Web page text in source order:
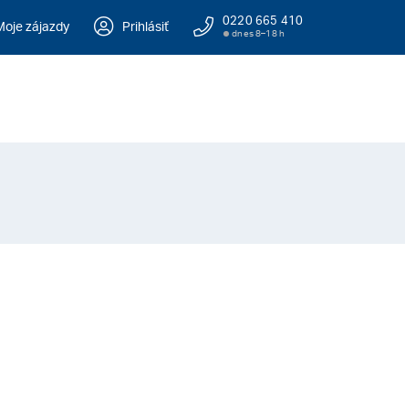
zájazdy Prihlásiť 0220 665 410
dnes 8–18 h